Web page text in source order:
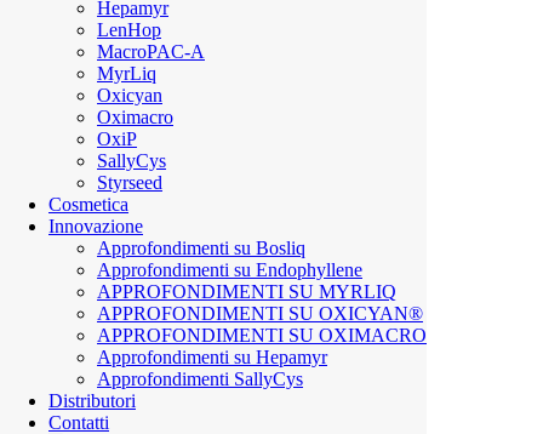
Hepamyr
LenHop
MacroPAC-A
MyrLiq
Oxicyan
Oximacro
OxiP
SallyCys
Styrseed
Cosmetica
Innovazione
Approfondimenti su Bosliq
Approfondimenti su Endophyllene
APPROFONDIMENTI SU MYRLIQ
APPROFONDIMENTI SU OXICYAN®
APPROFONDIMENTI SU OXIMACRO
Approfondimenti su Hepamyr
Approfondimenti SallyCys
Distributori
Contatti